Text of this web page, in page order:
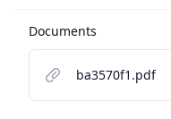
Documents
ba3570f1.pdf